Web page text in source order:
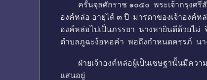
ครั้นจุลศักราช ๑๐๕๐ พระเจ้ากรุงศรีสัต
องค์หล่อ อายุได้ ๓ ปี มารดาของเจ้าองค์ห
องค์หล่อไปเป็นภรรยา นางหายินดีด้วยไม่
ตำบลภูฉะง้อหอคำ พอถึงกำหนดครรภ์ นา
ฝ่ายเจ้าองค์หล่อผู้เป็นเชษฐานั้นมีความ
แสนอยู่